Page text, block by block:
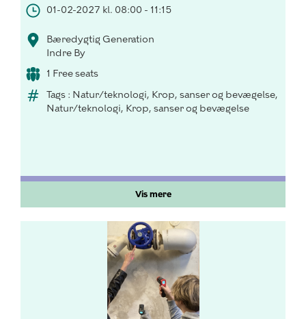
01-02-2027 kl. 08:00 - 11:15
Bæredygtig Generation
Indre By
1 Free seats
Tags : Natur/teknologi, Krop, sanser og bevægelse,
Natur/teknologi, Krop, sanser og bevægelse
Vis mere